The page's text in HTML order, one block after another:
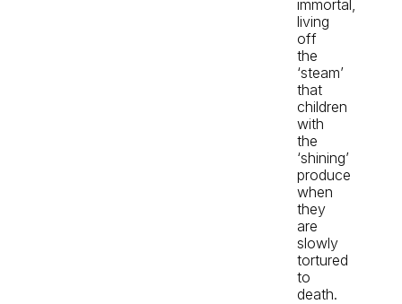
immortal,
living
off
the
‘steam’
that
children
with
the
‘shining’
produce
when
they
are
slowly
tortured
to
death.